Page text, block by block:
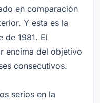
en comparación
Y esta es la
de 1981. El
encima del objetivo
consecutivos.
serios en la